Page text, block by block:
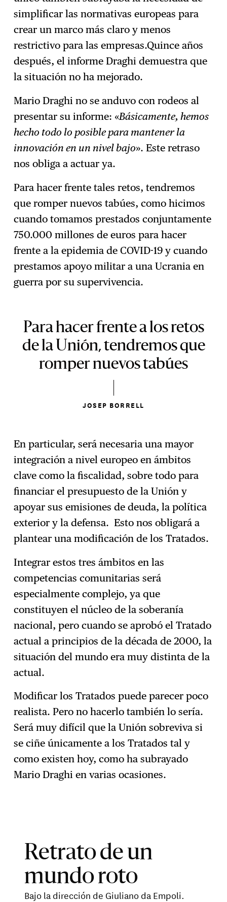
simplificar las normativas europeas para
crear un marco más claro y menos
restrictivo para las empresas.Quince años
después, el informe Draghi demuestra que
la situación no ha mejorado.
Mario Draghi no se anduvo con rodeos al
presentar su informe: «Básicamente, hemos
hecho todo lo posible para mantener la
innovación en un nivel bajo». Este retraso
nos obliga a actuar ya.
Para hacer frente tales retos, tendremos
que romper nuevos tabúes, como hicimos
cuando tomamos prestados conjuntamente
750.000 millones de euros para hacer
frente a la epidemia de COVID-19 y cuando
prestamos apoyo militar a una Ucrania en
guerra por su supervivencia.
Para hacer frente a los retos
de la Unión, tendremos que
romper nuevos tabúes
JOSEP BORRELL
En particular, será necesaria una mayor
integración a nivel europeo en ámbitos
clave como la fiscalidad, sobre todo para
financiar el presupuesto de la Unión y
apoyar sus emisiones de deuda, la política
exterior y la defensa. Esto nos obligará a
plantear una modificación de los Tratados.
Integrar estos tres ámbitos en las
competencias comunitarias será
especialmente complejo, ya que
constituyen el núcleo de la soberanía
nacional, pero cuando se aprobó el Tratado
actual a principios de la década de 2000, la
situación del mundo era muy distinta de la
actual.
Modificar los Tratados puede parecer poco
realista. Pero no hacerlo también lo sería.
Será muy difícil que la Unión sobreviva si
se ciñe únicamente a los Tratados tal y
como existen hoy, como ha subrayado
Mario Draghi en varias ocasiones.
Retrato de un
mundo roto
Bajo la dirección de Giuliano da Empoli.